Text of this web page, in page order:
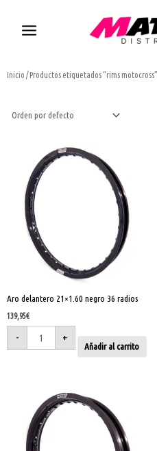
contenido
Inicio / Productos etiquetados “rims motocross”
Aro delantero 21×1.60 negro 36 radios
139,95€
-
delantero
21x1.60
negro
36
radios
cantidad
+
Añadir al carrito
trasero
19x2.15
negro
32
radios
cantidad